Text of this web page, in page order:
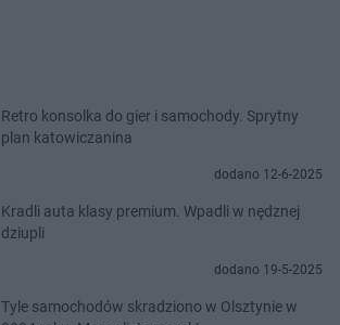
Retro konsolka do gier i samochody. Sprytny
plan katowiczanina
dodano 12-6-2025
Kradli auta klasy premium. Wpadli w nędznej
dziupli
dodano 19-5-2025
Tyle samochodów skradziono w Olsztynie w